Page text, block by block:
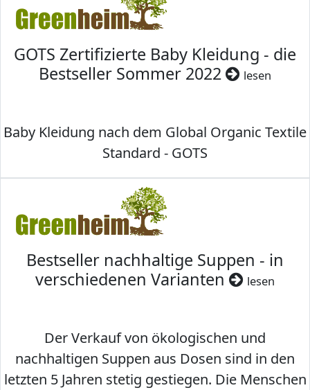
GOTS Zertifizierte Baby Kleidung - die
Bestseller Sommer 2022
lesen
Baby Kleidung nach dem Global Organic Textile
Standard - GOTS
Bestseller nachhaltige Suppen - in
verschiedenen Varianten
lesen
Der Verkauf von ökologischen und
nachhaltigen Suppen aus Dosen sind in den
letzten 5 Jahren stetig gestiegen. Die Menschen